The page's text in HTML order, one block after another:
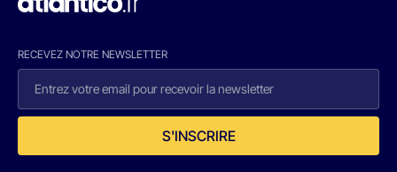
RECEVEZ NOTRE NEWSLETTER
S'INSCRIRE